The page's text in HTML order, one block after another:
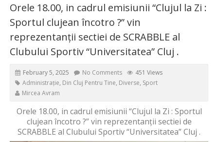
Orele 18.00, in cadrul emisiunii “Clujul la Zi :
Sportul clujean încotro ?” vin
reprezentanții sectiei de SCRABBLE al
Clubului Sportiv “Universitatea” Cluj .
February 5, 2025 No Comments
451 Views
Administrație, Din Cluj Pentru Tine, Diverse, Sport
Mircea Avram
Orele 18.00, in cadrul emisiunii “Clujul la Zi : Sportul
clujean încotro ?” vin reprezentanții sectiei de
SCRABBLE al Clubului Sportiv “Universitatea” Cluj .